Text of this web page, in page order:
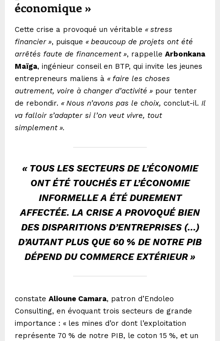
économique »
Cette crise a provoqué un véritable « stress
financier », puisque « beaucoup de projets ont été
arrêtés faute de financement », rappelle Arbonkana
Maïga, ingénieur conseil en BTP, qui invite les jeunes
entrepreneurs maliens à « faire les choses
autrement, voire à changer d’activité » pour tenter
de rebondir. « Nous n’avons pas le choix, conclut-il. Il
va falloir s’adapter si l’on veut vivre, tout
simplement ».
« TOUS LES SECTEURS DE L’ÉCONOMIE
ONT ÉTÉ TOUCHÉS ET L’ÉCONOMIE
INFORMELLE A ÉTÉ DUREMENT
AFFECTÉE. LA CRISE A PROVOQUÉ BIEN
DES DISPARITIONS D’ENTREPRISES (…)
D’AUTANT PLUS QUE 60 % DE NOTRE PIB
DÉPEND DU COMMERCE EXTÉRIEUR»
constate Alioune Camara, patron d’Endoleo
Consulting, en évoquant trois secteurs de grande
importance : « les mines d’or dont l’exploitation
représente 70 % de notre PIB, le coton 15 %, et un